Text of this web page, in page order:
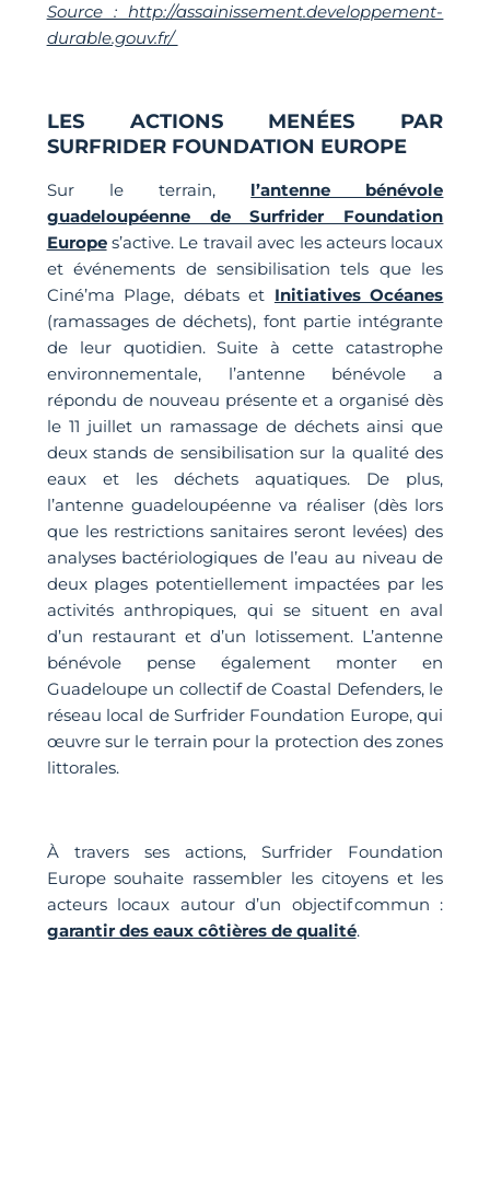
Source : http://assainissement.developpement-
durable.gouv.fr/
LES ACTIONS MENÉES PAR
SURFRIDER FOUNDATION EUROPE
Sur le terrain,
l’antenne bénévole
guadeloupéenne de Surfrider Foundation
Europes’active. Le travail avec les acteurs locaux
et événements de sensibilisation tels que les
Ciné’ma Plage, débats et Initiatives Océanes
(ramassages de déchets), font partie intégrante
de leur quotidien. Suite à cette catastrophe
environnementale, l’antenne bénévole a
répondu de nouveau présente et a organisé dès
le 11 juillet un ramassage de déchets ainsi que
deux stands de sensibilisation sur la qualité des
eaux et les déchets aquatiques. De plus,
l’antenne guadeloupéenne va réaliser (dès lors
que les restrictions sanitaires seront levées) des
analyses bactériologiques de l’eau au niveau de
deux plages potentiellement impactées par les
activités anthropiques, qui se situent en aval
d’un restaurant et d’un lotissement. L’antenne
bénévole pense également monter en
Guadeloupe un collectif de Coastal Defenders, le
réseau local de Surfrider Foundation Europe, qui
œuvre sur le terrain pour la protection des zones
littorales.
À travers ses actions, Surfrider Foundation
Europe souhaite rassembler les citoyens et les
acteurs locaux autour d’un objectif commun :
garantir des eaux côtières de qualité.